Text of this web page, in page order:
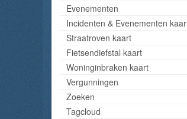
Evenementen
Incidenten & Evenementen
Straatroven kaart
Fietsendiefstal kaart
Woninginbraken kaart
Vergunningen
Zoeken
Tagcloud